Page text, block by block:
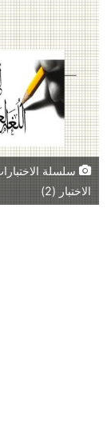
سلسلة
الاختبار (2)